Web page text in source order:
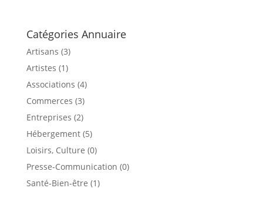
Catégories Annuaire
Artisans (3)
Artistes (1)
Associations (4)
Commerces (3)
Entreprises (2)
Hébergement (5)
Loisirs, Culture (0)
Presse-Communication (0)
Santé-Bien-être (1)